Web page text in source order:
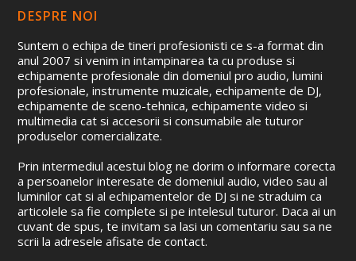
DESPRE NOI
Suntem o echipa de tineri profesionisti ce s-a format din
anul 2007 si venim in intampinarea ta cu produse si
echipamente profesionale din domeniul pro audio, lumini
profesionale, instrumente muzicale, echipamente de DJ,
echipamente de sceno-tehnica, echipamente video si
multimedia cat si accesorii si consumabile ale tuturor
produselor comercializate.
Prin intermediul acestui blog ne dorim o informare corecta
a persoanelor interesate de domeniul audio, video sau al
luminilor cat si al echipamentelor de DJ si ne straduim ca
articolele sa fie complete si pe intelesul tuturor. Daca ai un
cuvant de spus, te invitam sa lasi un comentariu sau sa ne
scrii la adresele afisate de contact.